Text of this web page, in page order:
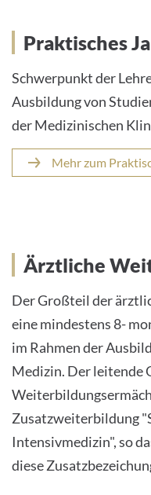
Praktisches
Schwerpunkt der
Ausbildung von
der Medizinischen
Mehr zum
Ärztliche
Der Großteil der
eine mindestens 8-
im Rahmen der
Medizin. Der leitende
Zusatzweiterbildung
Intensivmedizin", so
diese